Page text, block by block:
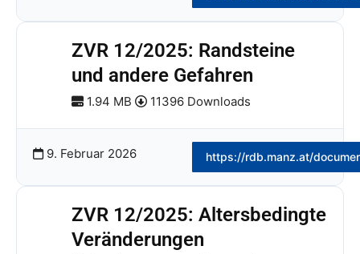
ZVR 12/2025: Randsteine
und andere Gefahren
1.94 MB 11396 Downloads
9. Februar 2026 https://rdb.manz.at/
ZVR 12/2025: Altersbedingte
Veränderungen